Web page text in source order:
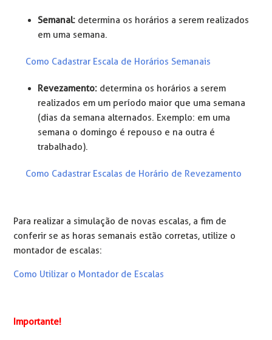
Semanal: determina os horários a serem realizados
em uma semana.
Como Cadastrar Escala de Horários Semanais
Revezamento: determina os horários a serem
realizados em um período maior que uma semana
(dias da semana alternados. Exemplo: em uma
semana o domingo é repouso e na outra é
trabalhado).
Como Cadastrar Escalas de Horário de Revezamento
Para realizar a simulação de novas escalas, a fim de
conferir se as horas semanais estão corretas, utilize o
montador de escalas:
Como Utilizar o Montador de Escalas
Importante!